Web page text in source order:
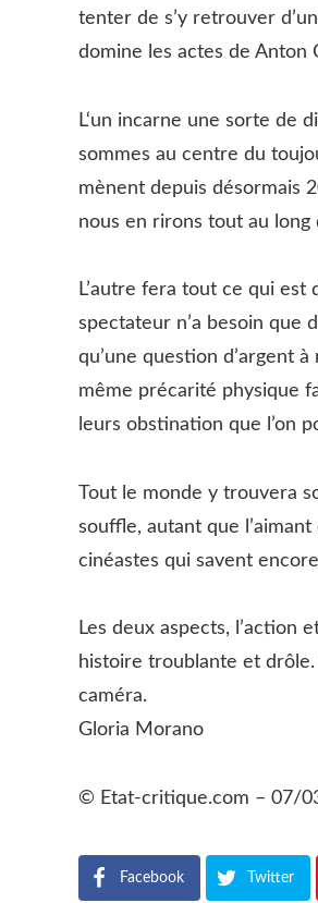
tenter de s’y retrouver
domine les actes de Anton
L‘un incarne une sorte de
sommes au centre du
mènent depuis désormais
nous en rirons tout au
L’autre fera tout ce qui
spectateur n’a besoin que
qu’une question d’argent
même précarité physique
leurs obstination que l’on
Tout le monde y trouvera
souffle, autant que
cinéastes qui savent
Les deux aspects, l’action
histoire troublante et
caméra.
Gloria Morano
© Etat-critique.com – 07/
Facebook Twitter